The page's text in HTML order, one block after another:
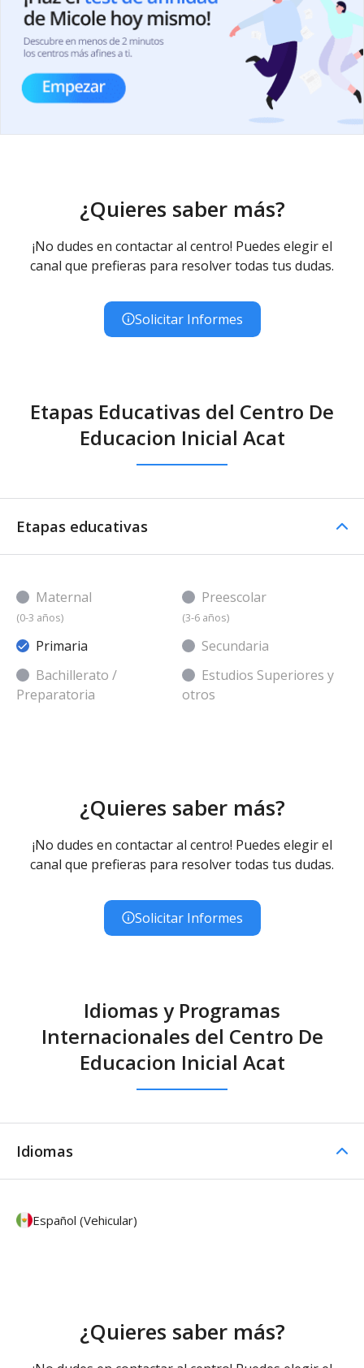
¿Quieres saber más?
¡No dudes en contactar al centro! Puedes elegir el
canal que prefieras para resolver todas tus dudas.
Solicitar Informes
Etapas Educativas del Centro De
Educacion Inicial Acat
Etapas educativas
Maternal
(0-3 años)
Preescolar
(3-6 años)
Primaria
Secundaria
Bachillerato /
Preparatoria
Estudios Superiores y
otros
¿Quieres saber más?
¡No dudes en contactar al centro! Puedes elegir el
canal que prefieras para resolver todas tus dudas.
Solicitar Informes
Idiomas y Programas
Internacionales del Centro De
Educacion Inicial Acat
Idiomas
Español (Vehicular)
¿Quieres saber más?